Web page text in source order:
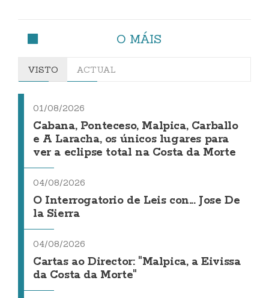
O MÁIS
VISTO ACTUAL
01/08/2026
Cabana, Ponteceso, Malpica, Carballo
e A Laracha, os únicos lugares para
ver a eclipse total na Costa da Morte
04/08/2026
O Interrogatorio de Leis con... Jose De
la Sierra
04/08/2026
Cartas ao Director: "Malpica, a Eivissa
da Costa da Morte"